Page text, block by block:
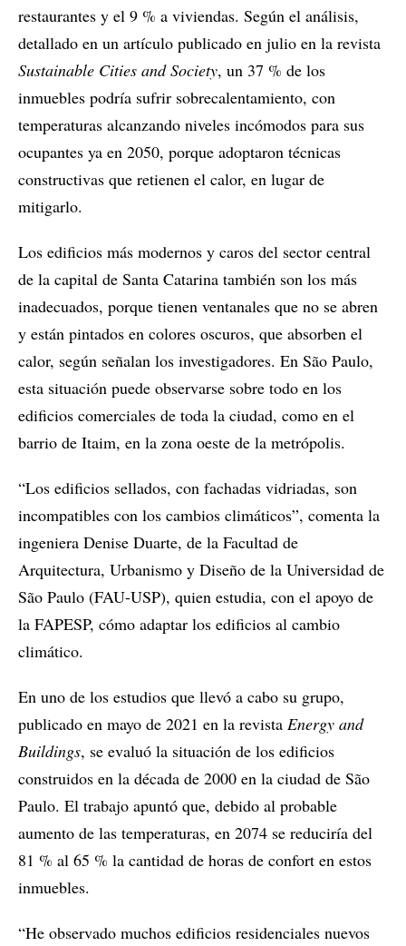
restaurantes y el 9 % a viviendas. Según el análisis,
detallado en un artículo publicado en julio en la revista
Sustainable Cities and Society, un 37 % de los
inmuebles podría sufrir sobrecalentamiento, con
temperaturas alcanzando niveles incómodos para sus
ocupantes ya en 2050, porque adoptaron técnicas
constructivas que retienen el calor, en lugar de
mitigarlo.
Los edificios más modernos y caros del sector central
de la capital de Santa Catarina también son los más
inadecuados, porque tienen ventanales que no se abren
y están pintados en colores oscuros, que absorben el
calor, según señalan los investigadores. En São Paulo,
esta situación puede observarse sobre todo en los
edificios comerciales de toda la ciudad, como en el
barrio de Itaim, en la zona oeste de la metrópolis.
“Los edificios sellados, con fachadas vidriadas, son
incompatibles con los cambios climáticos”, comenta la
ingeniera Denise Duarte, de la Facultad de
Arquitectura, Urbanismo y Diseño de la Universidad de
São Paulo (FAU-USP), quien estudia, con el apoyo de
la FAPESP, cómo adaptar los edificios al cambio
climático.
En uno de los estudios que llevó a cabo su grupo,
publicado en mayo de 2021 en la revista Energy and
Buildings, se evaluó la situación de los edificios
construidos en la década de 2000 en la ciudad de São
Paulo. El trabajo apuntó que, debido al probable
aumento de las temperaturas, en 2074 se reduciría del
81 % al 65 % la cantidad de horas de confort en estos
inmuebles.
“He observado muchos edificios residenciales nuevos